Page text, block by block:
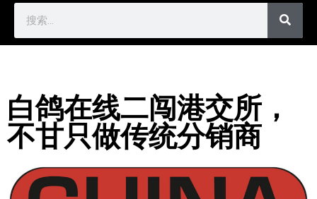
白鸽在线二闯港交所，
不甘只做传统分销商